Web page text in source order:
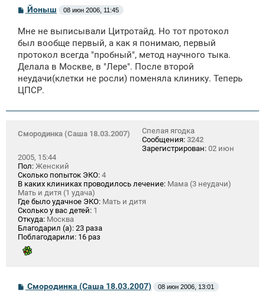
С
б
щ
н
и
Йоныш 08 июн 2006, 11:45
Мне не выписывали Цитротайд. Но тот протокол
был вообще первый, а как я понимаю, первый
протокол всегда "пробный", метод научного тыка.
Делала в Москве, в "Лере". После второй
неудачи(клетки не росли) поменяла клинику. Теперь
ЦПСР.
Смородинка (Саша 18.03.2007)
Спелая ягодка
Сообщения: 3242
Зарегистрирован: 02 июн
2005, 15:44
Пол: Женский
Сколько попыток ЭКО: 4
В каких клиниках проводилось лечение: Мама (3 неудачи)
Мать и дитя (1 удача)
Где было удачное ЭКО: Мать и дитя
Сколько у вас детей: 1
Откуда: Москва
Благодарил (а): 23 раза
Поблагодарили: 16 раз
ССмородинка (Саша 18.03.2007) 08 июн 2006, 13:01